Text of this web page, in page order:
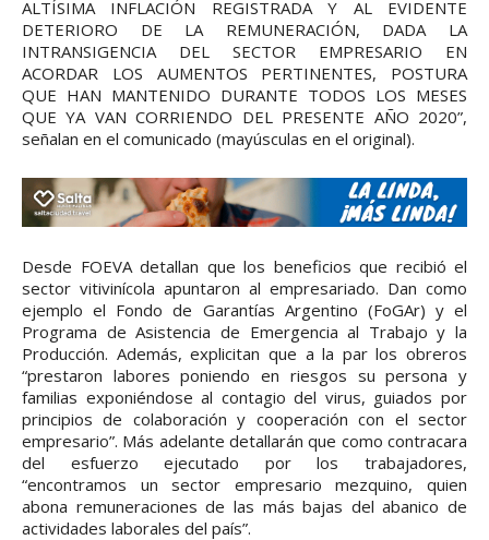
ALTÍSIMA INFLACIÓN REGISTRADA Y AL EVIDENTE
DETERIORO DE LA REMUNERACIÓN, DADA LA
INTRANSIGENCIA DEL SECTOR EMPRESARIO EN
ACORDAR LOS AUMENTOS PERTINENTES, POSTURA
QUE HAN MANTENIDO DURANTE TODOS LOS MESES
QUE YA VAN CORRIENDO DEL PRESENTE AÑO 2020”,
señalan en el comunicado (mayúsculas en el original).
Desde FOEVA detallan que los beneficios que recibió el
sector vitivinícola apuntaron al empresariado. Dan como
ejemplo el Fondo de Garantías Argentino (FoGAr) y el
Programa de Asistencia de Emergencia al Trabajo y la
Producción. Además, explicitan que a la par los obreros
“prestaron labores poniendo en riesgos su persona y
familias exponiéndose al contagio del virus, guiados por
principios de colaboración y cooperación con el sector
empresario”. Más adelante detallarán que como contracara
del esfuerzo ejecutado por los trabajadores,
“encontramos un sector empresario mezquino, quien
abona remuneraciones de las más bajas del abanico de
actividades laborales del país”.